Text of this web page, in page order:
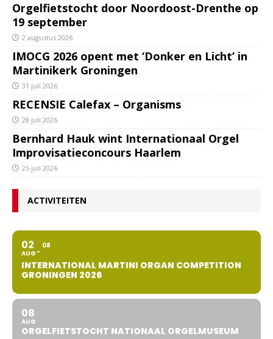
Orgelfietstocht door Noordoost-Drenthe op
19 september
2 augustus 2026
IMOCG 2026 opent met ‘Donker en Licht’ in
Martinikerk Groningen
31 juli 2026
RECENSIE Calefax – Organisms
28 juli 2026
Bernhard Hauk wint Internationaal Orgel
Improvisatieconcours Haarlem
25 juli 2026
ACTIVITEITEN
02
AUG
08
INTERNATIONAL MARTINI ORGAN COMPETITION
GRONINGEN 2026
08
AUG
ORGELFIETSTOCHT NATIONAAL ORGELMUSEUM